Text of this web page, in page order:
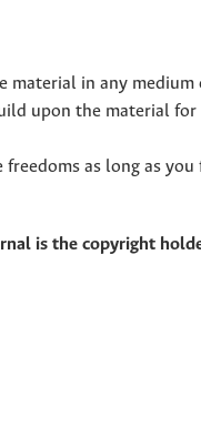
material in any
upon the material for
freedoms as long as
is the copyright